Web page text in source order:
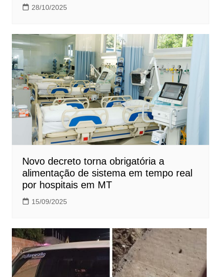
28/10/2025
Novo decreto torna obrigatória a
alimentação de sistema em tempo real
por hospitais em MT
15/09/2025